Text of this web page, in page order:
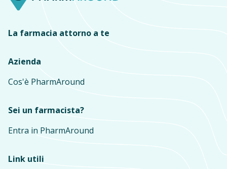
La farmacia attorno a te
Azienda
Cos'è PharmAround
Sei un farmacista?
Entra in PharmAround
Link utili